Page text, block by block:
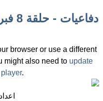
browser or use a different
might also need to update
.